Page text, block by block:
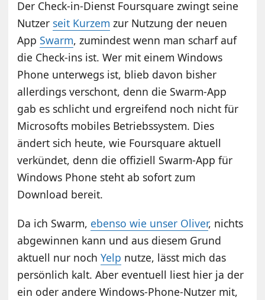
Der Check-in-Dienst Foursquare zwingt seine
Nutzer seit Kurzem zur Nutzung der neuen
AppSwarm, zumindest wenn man scharf auf
die Check-ins ist. Wer mit einem Windows
Phone unterwegs ist, blieb davon bisher
allerdings verschont, denn die Swarm-App
gab es schlicht und ergreifend noch nicht für
Microsofts mobiles Betriebssystem. Dies
ändert sich heute, wie Foursquare aktuell
verkündet, denn die offiziell Swarm-App für
Windows Phone steht ab sofort zum
Download bereit.
Da ich Swarm, ebenso wie unser Oliver, nichts
abgewinnen kann und aus diesem Grund
aktuell nur nochYelp nutze, lässt mich das
persönlich kalt. Aber eventuell liest hier ja der
ein oder andere Windows-Phone-Nutzer mit,